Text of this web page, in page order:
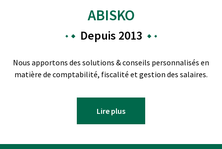
ABISKO
Depuis 2013
Nous apportons des solutions & conseils personnalisés en
matière de comptabilité, fiscalité et gestion des salaires.
Lire plus